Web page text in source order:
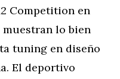
Competition en
lo bien
tuning en diseño
El deportivo